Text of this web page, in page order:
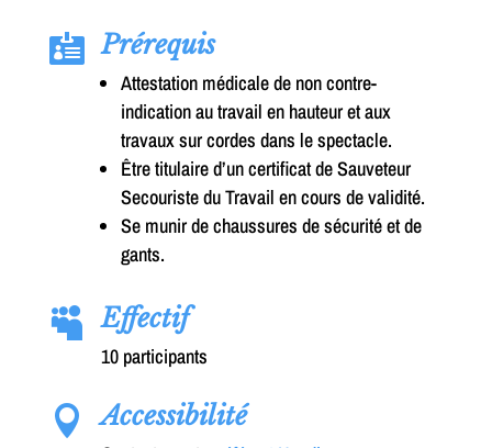
 Prérequis
Attestation médicale de non contre-
indication au travail en hauteur et aux
travaux sur cordes dans le spectacle.
Être titulaire d’un certificat de Sauveteur
Secouriste du Travail en cours de validité.
Se munir de chaussures de sécurité et de
gants.
 Effectif
10 participants
 Accessibilité